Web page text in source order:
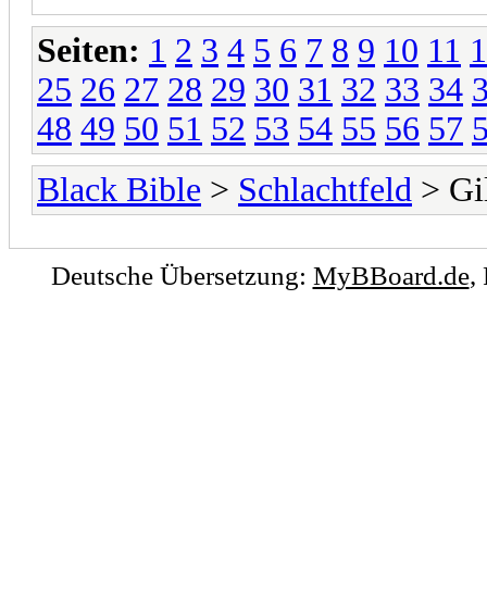
Seiten: 1 2 3 4 5 6 7 8 9 10 11
25 26 27 28 29 30 31 32 33 34
48 49 50 51 52 53 54 55 56 57
Black Bible > Schlachtfeld >
Deutsche Übersetzung: MyBBoard.de,